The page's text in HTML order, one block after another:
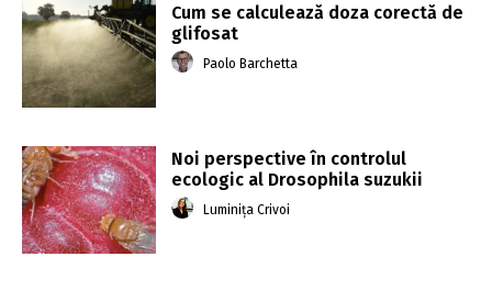
Cum se calculează doza corectă de
glifosat
Paolo Barchetta
Noi perspective în controlul
ecologic al Drosophila suzukii
Luminița Crivoi